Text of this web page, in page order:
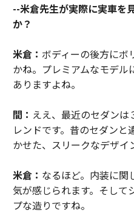
--米倉先生が実際に実車を
か？
米倉： ボディーの後方にボ
かね。プレミアムなモデル
ありますよね。
間： ええ、最近のセダン
レンドです。昔のセダンと
かせた、スリークなデザイ
米倉： なるほど。内装に関
気が感じられます。そして
プな造りですね。